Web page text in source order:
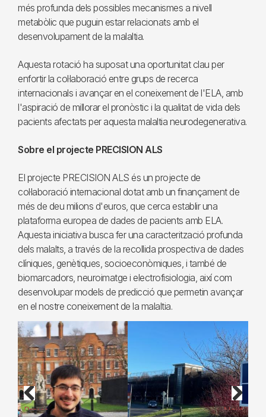
més profunda dels possibles mecanismes a nivell
metabòlic que puguin estar relacionats amb el
desenvolupament de la malaltia.
Aquesta rotació ha suposat una oportunitat clau per
enfortir la col·laboració entre grups de recerca
internacionals i avançar en el coneixement de l'ELA, amb
l'aspiració de millorar el pronòstic i la qualitat de vida dels
pacients afectats per aquesta malaltia neurodegenerativa.
Sobre el projecte PRECISION ALS
El projecte PRECISION ALS és un projecte de
col·laboració internacional dotat amb un finançament de
més de deu milions d'euros, que cerca establir una
plataforma europea de dades de pacients amb ELA.
Aquesta iniciativa busca fer una caracterització profunda
dels malalts, a través de la recollida prospectiva de dades
clíniques, genètiques, socioeconòmiques, i també de
biomarcadors, neuroimatge i electrofisiologia, així com
desenvolupar models de predicció que permetin avançar
en el nostre coneixement de la malaltia.
Previous Next